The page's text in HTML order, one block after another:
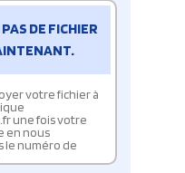
DE FICHIER
votre fichier à
une fois votre
en nous
le numéro de